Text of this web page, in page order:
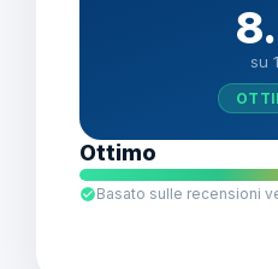
su
Ottimo
Basato sulle recensioni